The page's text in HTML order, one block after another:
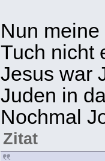
Nun
Tuch nicht
Jesus war
Juden in
Nochmal
Zitat